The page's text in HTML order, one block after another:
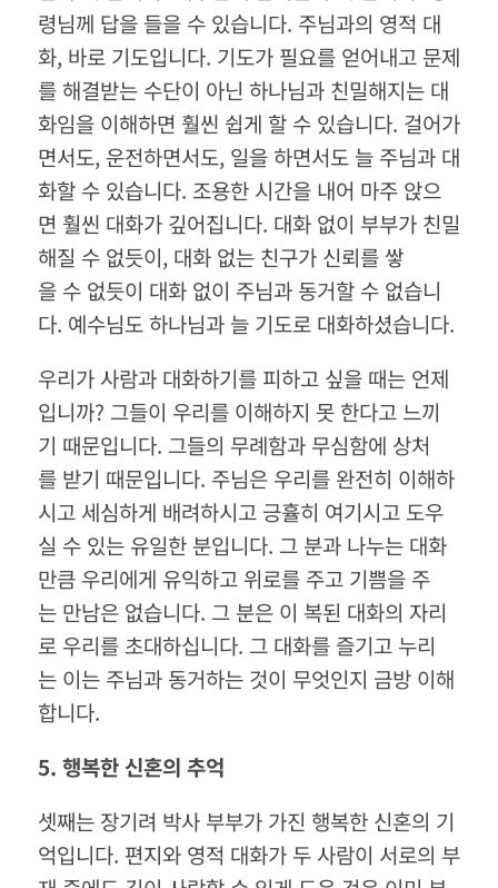
령님께 답을 들을 수 있습니다. 주님과의 영적 대
화, 바로 기도입니다. 기도가 필요를 얻어내고 문제
를 해결받는 수단이 아닌 하나님과 친밀해지는 대
화임을 이해하면 훨씬 쉽게 할 수 있습니다. 걸어가
면서도, 운전하면서도, 일을 하면서도 늘 주님과 대
화할 수 있습니다. 조용한 시간을 내어 마주 앉으
면 훨씬 대화가 깊어집니다. 대화 없이 부부가 친밀
해질 수 없듯이, 대화 없는 친구가 신뢰를 쌓
을 수 없듯이 대화 없이 주님과 동거할 수 없습니
다. 예수님도 하나님과 늘 기도로 대화하셨습니다.
우리가 사람과 대화하기를 피하고 싶을 때는 언제
입니까? 그들이 우리를 이해하지 못 한다고 느끼
기 때문입니다. 그들의 무례함과 무심함에 상처
를 받기 때문입니다. 주님은 우리를 완전히 이해하
시고 세심하게 배려하시고 긍휼히 여기시고 도우
실 수 있는 유일한 분입니다. 그 분과 나누는 대화
만큼 우리에게 유익하고 위로를 주고 기쁨을 주
는 만남은 없습니다. 그 분은 이 복된 대화의 자리
로 우리를 초대하십니다. 그 대화를 즐기고 누리
는 이는 주님과 동거하는 것이 무엇인지 금방 이해
합니다.
5. 행복한 신혼의 추억
셋째는 장기려 박사 부부가 가진 행복한 신혼의 기
억입니다. 편지와 영적 대화가 두 사람이 서로의 부